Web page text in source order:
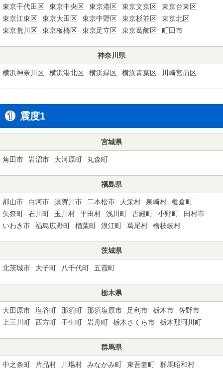
東京千代田区 東京中央区 東京港区 東京文京区
東京台東区
東京江東区
東京大田区 東京中野区 東京杉並区
東京北区
東京荒川区
東京板橋区 東京足立区 東京葛飾区 町田市
神奈川県
横浜神奈川区 横浜港北区 横浜緑区 横浜青葉区 川崎宮前区
震度1
宮城県
角田市 岩沼市 大河原町 丸森町
福島県
郡山市 白河市 須賀川市 二本松市 天栄村 泉崎村
棚倉町
矢祭町
石川町 玉川村 平田村 浅川町 古殿町 小野町
田村市
いわき市
福島広野町 楢葉町 浪江町 葛尾村 檜枝岐村
茨城県
北茨城市 大子町 八千代町 五霞町
栃木県
大田原市 塩谷町 那須町 那須塩原市 足利市 栃木市
佐野市
上三川町
西方町 壬生町 岩舟町 栃木さくら市 栃木那珂川町
群馬県
中之条町 片品村 川場村 みなかみ町 東吾妻町 群馬昭和村